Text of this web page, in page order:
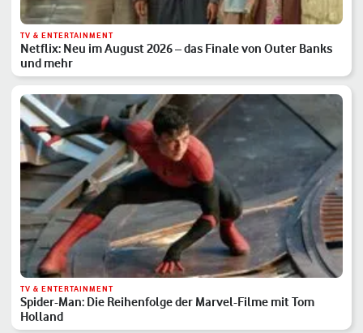
TV & ENTERTAINMENT
Netflix: Neu im August 2026 – das Finale von Outer Banks
und mehr
TV & ENTERTAINMENT
Spider-Man: Die Reihenfolge der Marvel-Filme mit Tom
Holland